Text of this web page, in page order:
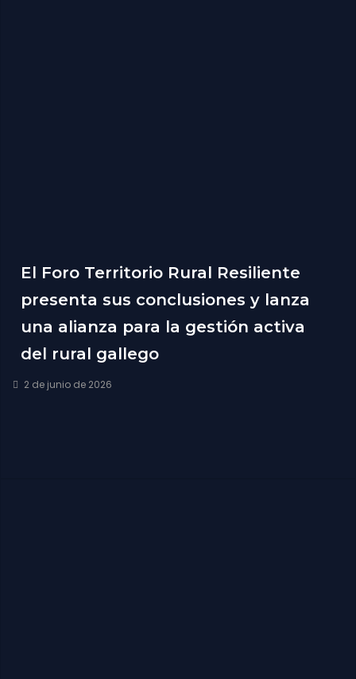
El Foro Territorio Rural Resiliente
presenta sus conclusiones y lanza
una alianza para la gestión activa
del rural gallego
2 de junio de 2026